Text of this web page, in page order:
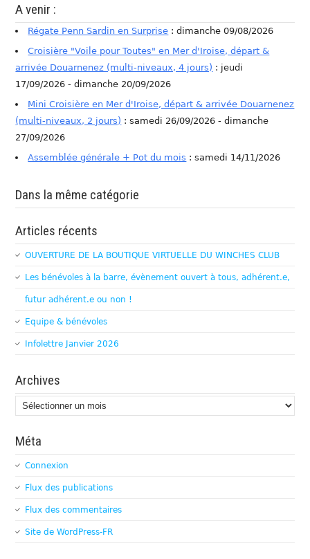
A venir :
Régate Penn Sardin en Surprise : dimanche 09/08/2026
Croisière "Voile pour Toutes" en Mer d'Iroise, départ &
arrivée Douarnenez (multi-niveaux, 4 jours) : jeudi
17/09/2026 - dimanche 20/09/2026
Mini Croisière en Mer d'Iroise, départ & arrivée Douarnenez
(multi-niveaux, 2 jours) : samedi 26/09/2026 - dimanche
27/09/2026
Assemblée générale + Pot du mois : samedi 14/11/2026
Dans la même catégorie
Articles récents
OUVERTURE DE LA BOUTIQUE VIRTUELLE DU WINCHES CLUB
Les bénévoles à la barre, évènement ouvert à tous, adhérent.e,
futur adhérent.e ou non !
Equipe & bénévoles
Infolettre Janvier 2026
Archives
Archives
Méta
Connexion
Flux des publications
Flux des commentaires
Site de WordPress-FR